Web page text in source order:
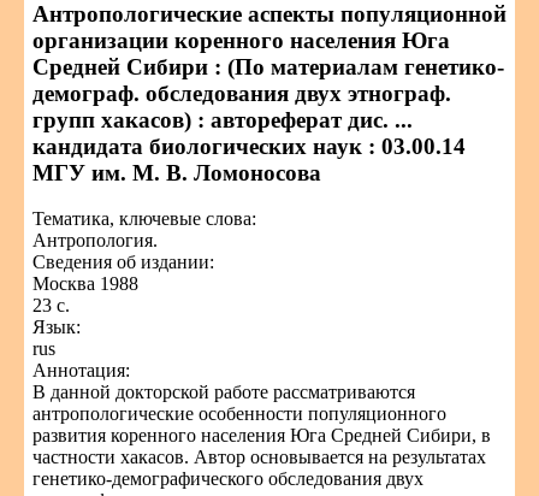
Антропологические аспекты популяционной
организации коренного населения Юга
Средней Сибири : (По материалам генетико-
демограф. обследования двух этнограф.
групп хакасов) : автореферат дис. ...
кандидата биологических наук : 03.00.14
МГУ им. М. В. Ломоносова
Тематика, ключевые слова:
Антропология.
Сведения об издании:
Москва 1988
23 с.
Язык:
rus
Аннотация:
В данной докторской работе рассматриваются
антропологические особенности популяционного
развития коренного населения Юга Средней Сибири, в
частности хакасов. Автор основывается на результатах
генетико-демографического обследования двух